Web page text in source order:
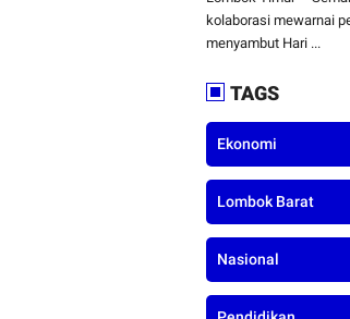
kolaborasi mewarnai
menyambut Hari ...
TAGS
Ekonomi
Lombok Barat
Nasional